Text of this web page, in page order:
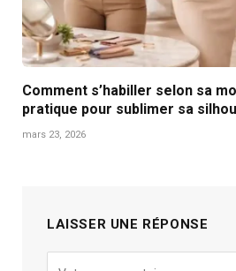
Comment s’habiller selon sa
pratique pour sublimer sa
mars 23, 2026
LAISSER UNE RÉPONSE